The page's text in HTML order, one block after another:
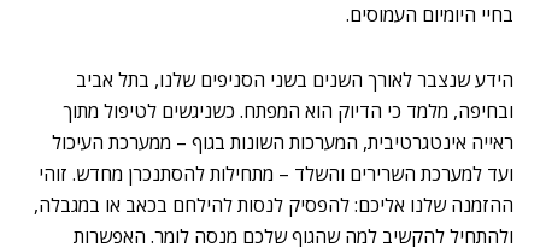
בחיי היומיום העמוסים.
הידע שנצבר לאורך השנים בשני הסניפים שלנו, בתל אביב
ובחיפה, מלמד כי הדיוק הוא המפתח. כשניגשים לטיפול מתוך
ראייה אינטגרטיבית, המערכות השונות בגוף – ממערכת העיכול
ועד למערכת השרירים והשלד – מתחילות להסתנכרן מחדש. זוהי
ההזמנה שלנו אליכם: להפסיק לנסות להילחם בכאב או במגבלה,
ולהתחיל להקשיב למה שהגוף שלכם מנסה לומר. האפשרות